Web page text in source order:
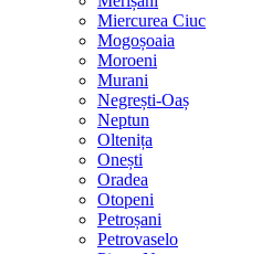
Miercurea Ciuc
Mogoșoaia
Moroeni
Murani
Negrești-Oaș
Neptun
Oltenița
Onești
Oradea
Otopeni
Petroșani
Petrovaselo